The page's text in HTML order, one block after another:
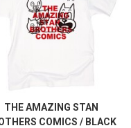
THE AMAZING STAN
COMICS / BLACK